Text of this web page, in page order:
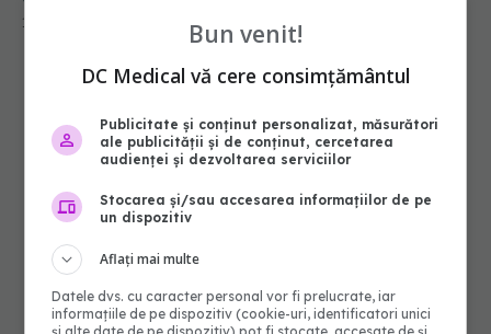
Bun venit!
DC Medical vă cere consimțământul
Publicitate și conținut personalizat, măsurători
ale publicității și de conținut, cercetarea
audienței și dezvoltarea serviciilor
Stocarea și/sau accesarea informațiilor de pe
un dispozitiv
Aflați mai multe
Datele dvs. cu caracter personal vor fi prelucrate, iar
informațiile de pe dispozitiv (cookie-uri, identificatori unici